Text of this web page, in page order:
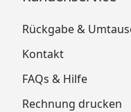
Rückgabe &
Kontakt
FAQs & Hilfe
Rechnung drucken